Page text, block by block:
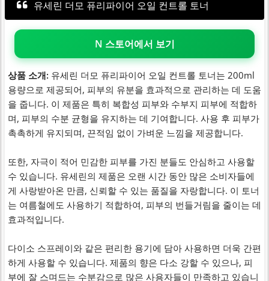
유세린 더모 퓨리파이어 오일 컨트롤 토너
N 스토어에서 보기
상품 소개: 유세린 더모 퓨리파이어 오일 컨트롤 토너는 200ml
용량으로 제공되어, 피부의 유분을 효과적으로 관리하는 데 도움
을 줍니다. 이 제품은 특히 복합성 피부와 수부지 피부에 적합하
며, 피부의 수분 균형을 유지하는 데 기여합니다. 사용 후 피부가
촉촉하게 유지되며, 끈적임 없이 가벼운 느낌을 제공합니다.
또한, 자극이 적어 민감한 피부를 가진 분들도 안심하고 사용할
수 있습니다. 유세린의 제품은 오랜 시간 동안 많은 소비자들에
게 사랑받아온 만큼, 신뢰할 수 있는 품질을 자랑합니다. 이 토너
는 여름철에도 사용하기 적합하여, 피부의 번들거림을 줄이는 데
효과적입니다.
다이소 스프레이와 같은 편리한 용기에 담아 사용하면 더욱 간편
하게 사용할 수 있습니다. 제품의 향은 다소 강할 수 있으나, 피
부에 잘 스며드는 수분감으로 많은 사용자들이 만족하고 있습니